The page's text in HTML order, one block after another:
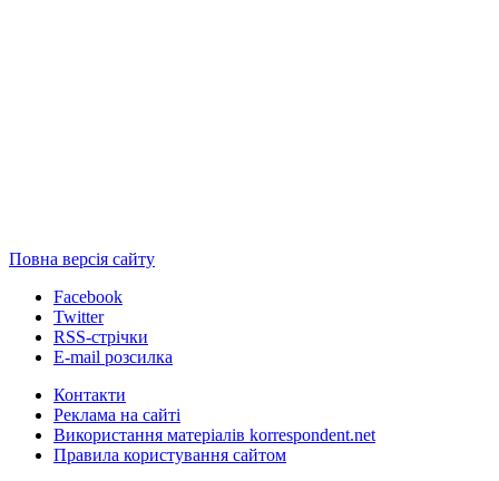
Повна версія сайту
Facebook
Twitter
RSS-стрічки
E-mail розсилка
Контакти
Реклама на сайті
Використання матеріалів korrespondent.net
Правила користування сайтом